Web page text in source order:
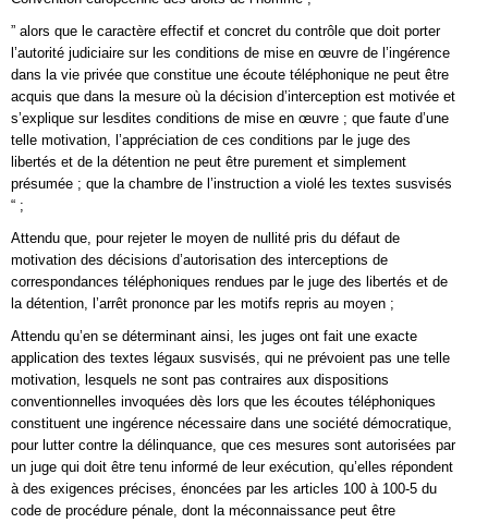
” alors que le caractère effectif et concret du contrôle que doit porter
l’autorité judiciaire sur les conditions de mise en œuvre de l’ingérence
dans la vie privée que constitue une écoute téléphonique ne peut être
acquis que dans la mesure où la décision d’interception est motivée et
s’explique sur lesdites conditions de mise en œuvre ; que faute d’une
telle motivation, l’appréciation de ces conditions par le juge des
libertés et de la détention ne peut être purement et simplement
présumée ; que la chambre de l’instruction a violé les textes susvisés
“ ;
Attendu que, pour rejeter le moyen de nullité pris du défaut de
motivation des décisions d’autorisation des interceptions de
correspondances téléphoniques rendues par le juge des libertés et de
la détention, l’arrêt prononce par les motifs repris au moyen ;
Attendu qu’en se déterminant ainsi, les juges ont fait une exacte
application des textes légaux susvisés, qui ne prévoient pas une telle
motivation, lesquels ne sont pas contraires aux dispositions
conventionnelles invoquées dès lors que les écoutes téléphoniques
constituent une ingérence nécessaire dans une société démocratique,
pour lutter contre la délinquance, que ces mesures sont autorisées par
un juge qui doit être tenu informé de leur exécution, qu’elles répondent
à des exigences précises, énoncées par les articles 100 à 100-5 du
code de procédure pénale, dont la méconnaissance peut être